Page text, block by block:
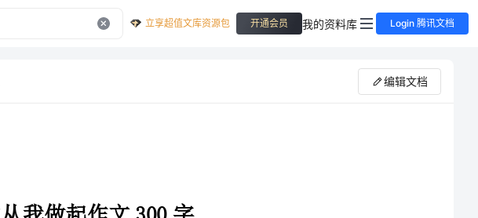
立享超值文库资源包 开通会员 我的资料库 Login 腾讯文档
编辑文档